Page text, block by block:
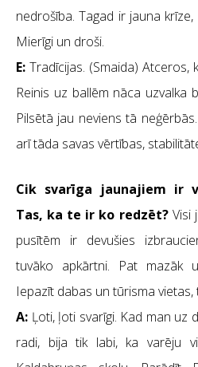
nedrošība. Tagad ir jauna
Mierīgi un droši.
E: Tradīcijas. (Smaida) Atceros,
Reinis uz ballēm nāca uzvalka
Pilsētā jau neviens tā
arī tāda savas vērtības,
Cik svarīga jaunajiem ir
Tas, ka te ir ko redzēt?Visi
pusītēm ir devušies
tuvāko apkārtni. Pat mazāk
Iepazīt dabas un tūrisma vietas,
A: Ļoti, ļoti svarīgi. Kad man uz
radi, bija tik labi, ka varēju